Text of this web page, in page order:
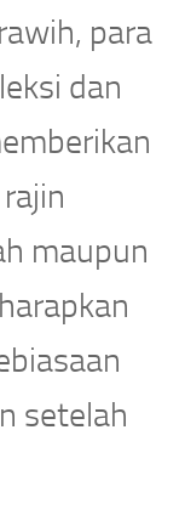
para
dan
maupun
setelah